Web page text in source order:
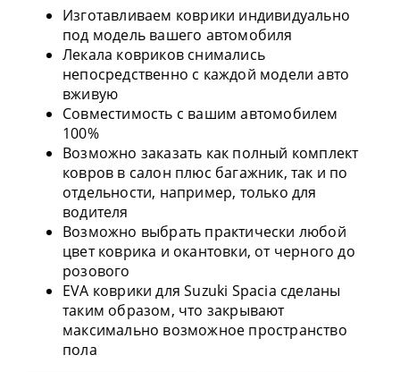
Изготавливаем коврики индивидуально
под модель вашего автомобиля
Лекала ковриков снимались
непосредственно с каждой модели авто
вживую
Совместимость с вашим автомобилем
100%
Возможно заказать как полный комплект
ковров в салон плюс багажник, так и по
отдельности, например, только для
водителя
Возможно выбрать практически любой
цвет коврика и окантовки, от черного до
розового
EVA коврики для Suzuki Spacia сделаны
таким образом, что закрывают
максимально возможное пространство
пола